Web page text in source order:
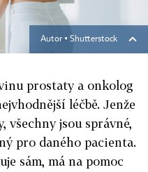
Autor ▪ Shutterstock
prostaty a onkolog
léčbě. Jenže
všechny jsou správné,
pro daného pacienta.
sám, má na pomoc